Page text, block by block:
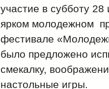
участие в субботу
ярком молодежном
фестивале
было предложено
смекалку,
настольные игры.